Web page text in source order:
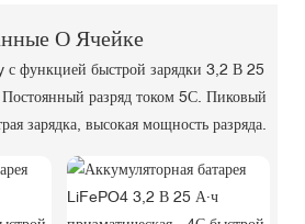
О Ячейке
с функцией быстрой зарядки 3,2 В 25
разряд током 5С. Пиковый
зарядка, высокая мощность разряда.